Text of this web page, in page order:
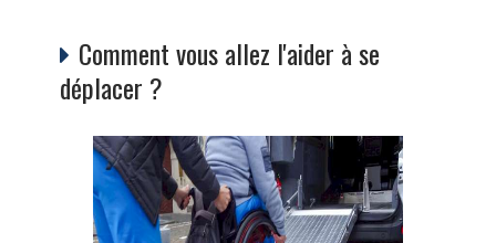
Comment vous allez l'aider à se
déplacer ?